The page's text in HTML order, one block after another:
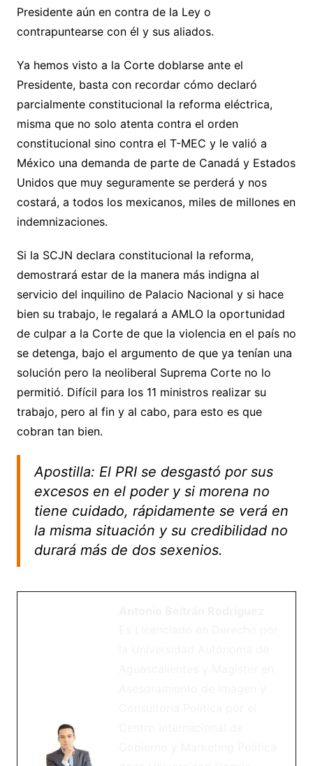
Presidente aún en contra de la Ley o
contrapuntearse con él y sus aliados.
Ya hemos visto a la Corte doblarse ante el
Presidente, basta con recordar cómo declaró
parcialmente constitucional la reforma eléctrica,
misma que no solo atenta contra el orden
constitucional sino contra el T-MEC y le valió a
México una demanda de parte de Canadá y Estados
Unidos que muy seguramente se perderá y nos
costará, a todos los mexicanos, miles de millones en
indemnizaciones.
Si la SCJN declara constitucional la reforma,
demostrará estar de la manera más indigna al
servicio del inquilino de Palacio Nacional y si hace
bien su trabajo, le regalará a AMLO la oportunidad
de culpar a la Corte de que la violencia en el país no
se detenga, bajo el argumento de que ya tenían una
solución pero la neoliberal Suprema Corte no lo
permitió. Difícil para los 11 ministros realizar su
trabajo, pero al fin y al cabo, para esto es que
cobran tan bien.
Apostilla: El PRI se desgastó por sus
excesos en el poder y si morena no
tiene cuidado, rápidamente se verá en
la misma situación y su credibilidad no
durará más de dos sexenios.